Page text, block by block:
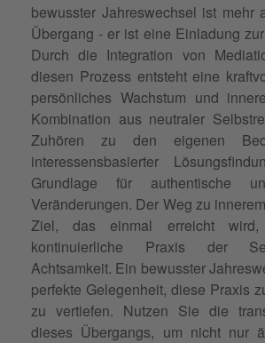
bewusster Jahreswechsel ist mehr
Übergang - er ist eine Einladung
Durch die Integration von
diesen Prozess entsteht eine
persönliches Wachstum und
Kombination aus neutraler
Zuhören zu den eigenen
interessensbasierter
Grundlage für authentische
Veränderungen. Der Weg zu
Ziel, das einmal erreicht wird,
kontinuierliche Praxis der
Achtsamkeit. Ein bewusster
perfekte Gelegenheit, diese Praxis
zu vertiefen. Nutzen Sie die
dieses Übergangs, um nicht nur